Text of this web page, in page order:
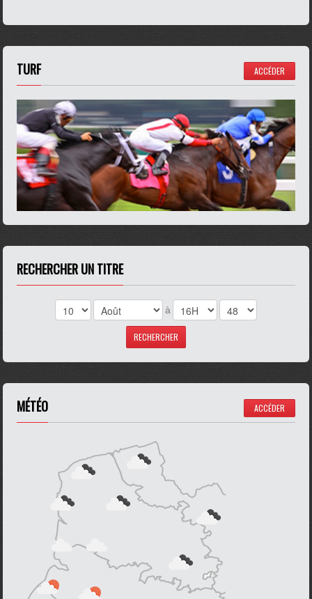
TURF ACCÉDER
RECHERCHER UN TITRE
à
MÉTÉO ACCÉDER